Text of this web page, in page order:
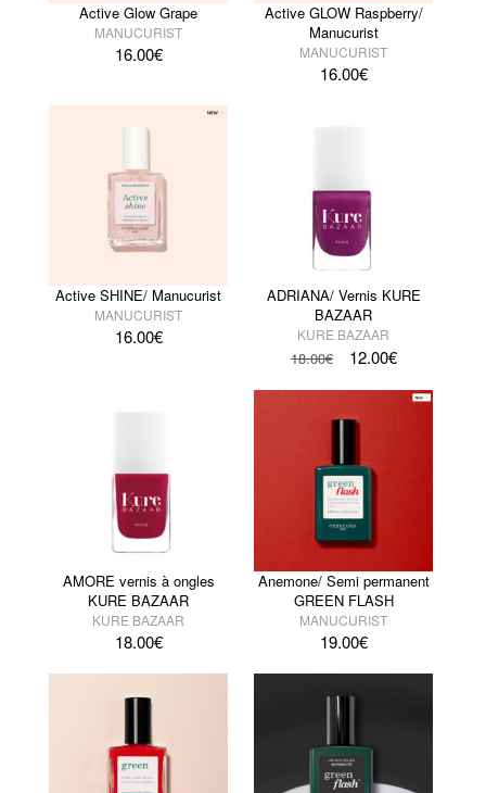
Active Glow Grape
MANUCURIST
16.00€
Active GLOW Raspberry/
Manucurist
MANUCURIST
16.00€
Active SHINE/ Manucurist
MANUCURIST
16.00€
ADRIANA/ Vernis KURE
BAZAAR
KURE BAZAAR
18.00€ 12.00€
AMORE vernis à ongles
KURE BAZAAR
KURE BAZAAR
18.00€
Anemone/ Semi permanent
GREEN FLASH
MANUCURIST
19.00€